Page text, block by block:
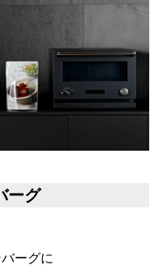
ーグ
ーグに